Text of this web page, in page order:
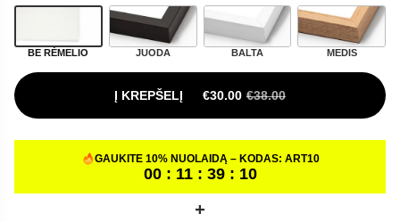
BE RĖMELIO JUODA BALTA MEDIS
Į KREPŠELĮ €30.00 €38.00
ORIGINAL PRICE WAS: €38.00.
CURRENT PRICE IS: €30.00.
GAUKITE 10% NUOLAIDĄ – KODAS: ART10
00 : 11 : 39 : 09